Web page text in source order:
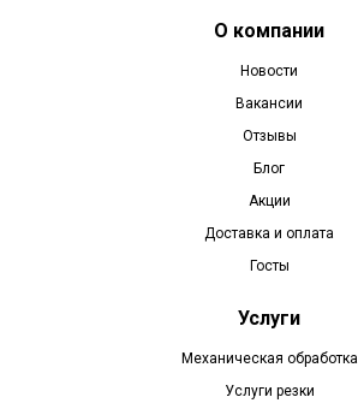
О компании
Новости
Вакансии
Отзывы
Блог
Акции
Доставка и оплата
Госты
Услуги
Механическая обработка
Услуги резки